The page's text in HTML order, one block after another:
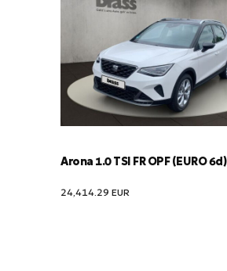
Arona 1.0 TSI FR OPF (EURO 6d)
24,414.29 EUR